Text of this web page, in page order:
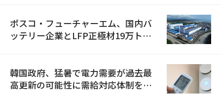
ポスコ・フューチャーエム、国内バ
ッテリー企業とLFP正極材19万トン
韓国政府、猛暑で電力需要が過去最
高更新の可能性に需給対応体制を点